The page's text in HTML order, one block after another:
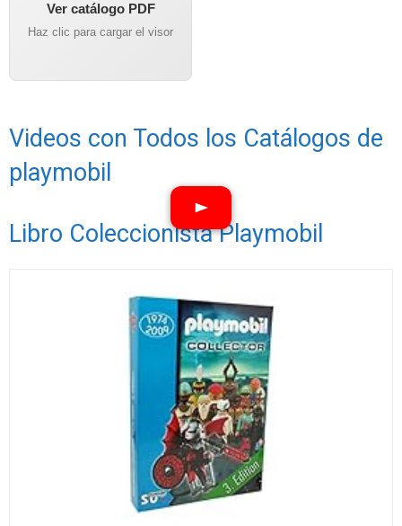
Ver catálogo PDF
Haz clic para cargar el visor
Videos con Todos los Catálogos de
playmobil
Libro Coleccionista Playmobil